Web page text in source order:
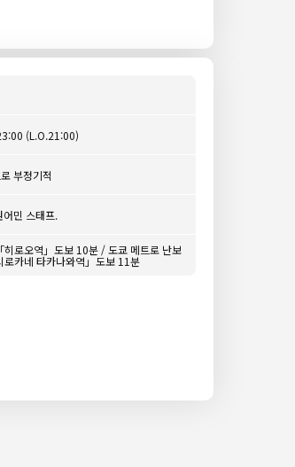
(L.O.21:00)
부정기적
어민 스태프.
히로오역」도보 10분 / 도쿄 메트로 난보
로카네 타카나와역」도보 11분